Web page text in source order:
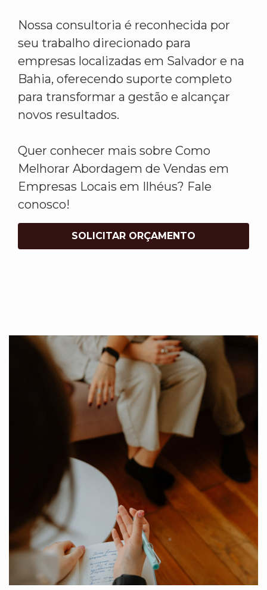
Nossa consultoria é reconhecida por
seu trabalho direcionado para
empresas localizadas em Salvador e na
Bahia, oferecendo suporte completo
para transformar a gestão e alcançar
novos resultados.
Quer conhecer mais sobre Como
Melhorar Abordagem de Vendas em
Empresas Locais em Ilhéus? Fale
conosco!
SOLICITAR ORÇAMENTO